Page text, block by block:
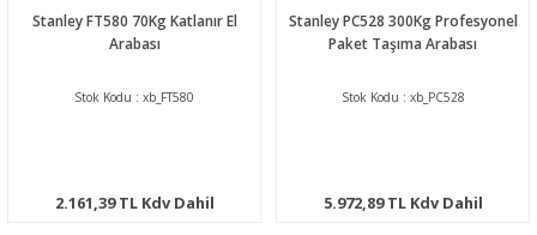
Stanley FT580 70Kg Katlanır El
Arabası
Stok Kodu : xb_FT580
2.161,39 TL Kdv Dahil
Stanley PC528 300Kg Profesyonel
Paket Taşıma Arabası
Stok Kodu : xb_PC528
5.972,89 TL Kdv Dahil